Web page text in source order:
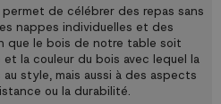
permet de célébrer des repas sans
nappes individuelles et des
que le bois de notre table soit
la couleur du bois avec lequel la
style, mais aussi à des aspects
ou la durabilité.